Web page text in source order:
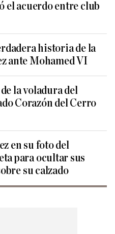
el acuerdo entre club
historia de la
ante Mohamed VI
la voladura del
Corazón del Cerro
en su foto del
para ocultar sus
su calzado